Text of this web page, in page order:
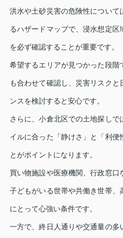
洪水や土砂災害の危険性について
るハザードマップで、浸水想定
を必ず確認することが重要です。
希望するエリアが見つかった段階
も合わせて確認し、災害リスクと
ンスを検討すると安心です。
さらに、小倉北区での土地探しで
イルに合った「静けさ」と「利便
とがポイントになります。
買い物施設や医療機関、行政窓口
子どもがいる世帯や共働き世帯、
にとって心強い条件です。
一方で、終日人通りや交通量の多